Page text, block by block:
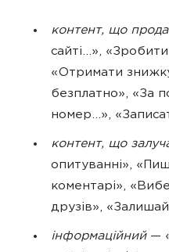
контент, що
сайті…»,
«Отримати
безплатно», «За
номер…»,
контент, що
опитуванні»,
коментарі»,
друзів»,
інформаційний —